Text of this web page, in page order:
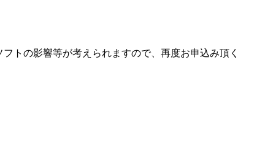
トの影響等が考えられますので、再度お申込み頂く